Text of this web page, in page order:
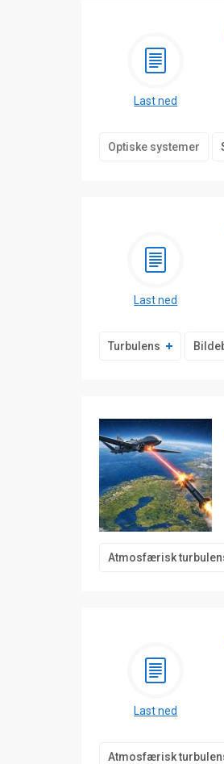
Last ned
Optiske systemer
Last ned
Turbulens
Atmosfærisk
Last ned
Atmosfærisk